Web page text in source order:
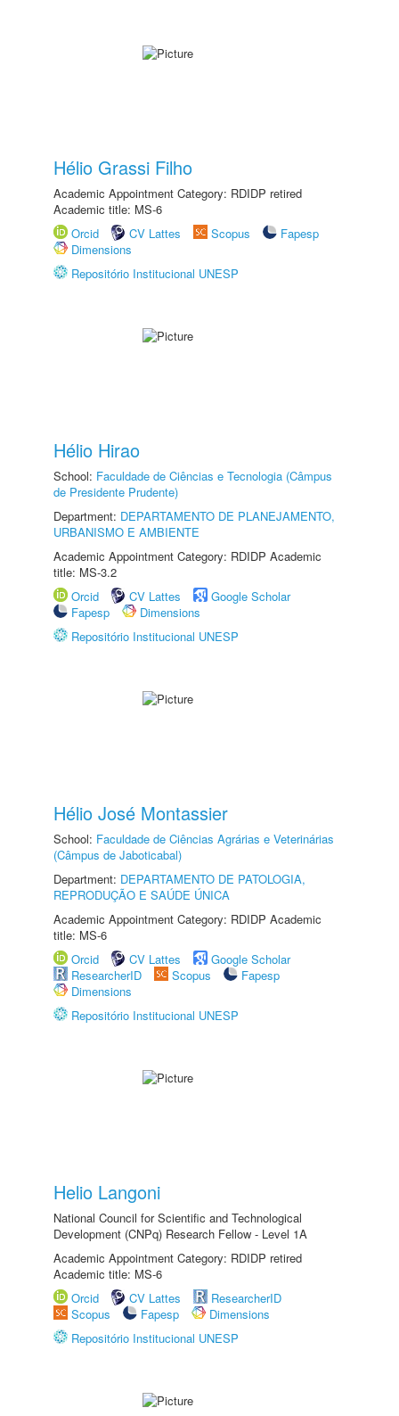
Hélio Grassi Filho
Academic Appointment Category: RDIDP retired
Academic title: MS-6
Orcid
CV Lattes Scopus
Fapesp
Dimensions
Repositório Institucional UNESP
Hélio Hirao
School: Faculdade de Ciências e Tecnologia (Câmpus
de Presidente Prudente)
Department: DEPARTAMENTO DE PLANEJAMENTO,
URBANISMO E AMBIENTE
Academic Appointment Category: RDIDP Academic
title: MS-3.2
Orcid
CV Lattes
Google Scholar
Fapesp
Dimensions
Repositório Institucional UNESP
Hélio José Montassier
School: Faculdade de Ciências Agrárias e Veterinárias
(Câmpus de Jaboticabal)
Department: DEPARTAMENTO DE PATOLOGIA,
REPRODUÇÃO E SAÚDE ÚNICA
Academic Appointment Category: RDIDP Academic
title: MS-6
Orcid
CV Lattes
Google Scholar
ResearcherID
Scopus
Fapesp
Dimensions
Repositório Institucional UNESP
Helio Langoni
National Council for Scientific and Technological
Development (CNPq) Research Fellow - Level 1A
Academic Appointment Category: RDIDP retired
Academic title: MS-6
Orcid
CV Lattes
ResearcherID
Scopus
Fapesp
Dimensions
Repositório Institucional UNESP